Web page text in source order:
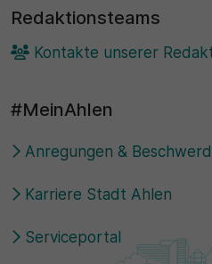
Redaktionsteams
Kontakte unserer
#MeinAhlen
Anregungen &
Karriere Stadt Ahlen
Serviceportal
30 Minuten
Zweck
vorübergehende Daten des